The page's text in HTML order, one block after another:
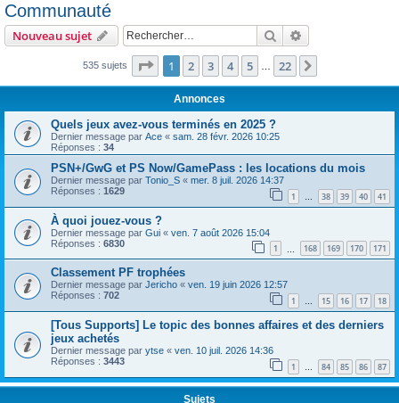
Communauté
Nouveau sujet Rechercher
535 sujets Page 1sur22
1 2 3 4 5 22
Annonces
Quels jeux avez-vous terminés en 2025 ?
Dernier message par Ace « sam. 28 févr. 2026 10:25
Réponses : 34
PSN+/GwG et PS Now/GamePass : les locations du mois
Dernier message par Tonio_S « mer. 8 juil. 2026 14:37
Réponses : 1629 1 … 38 39 40 41
À quoi jouez-vous ?
Dernier message par Gui « ven. 7 août 2026 15:04
Réponses : 6830 1 168 169 170 171
Classement PF trophées
Dernier message par Jericho « ven. 19 juin 2026 12:57
Réponses : 702 1 … 15 16 17 18
[Tous Supports] Le topic des bonnes affaires et des derniers
jeux achetés
Dernier message par ytse « ven. 10 juil. 2026 14:36
Réponses : 3443 1 … 84 85 86 87
Sujets